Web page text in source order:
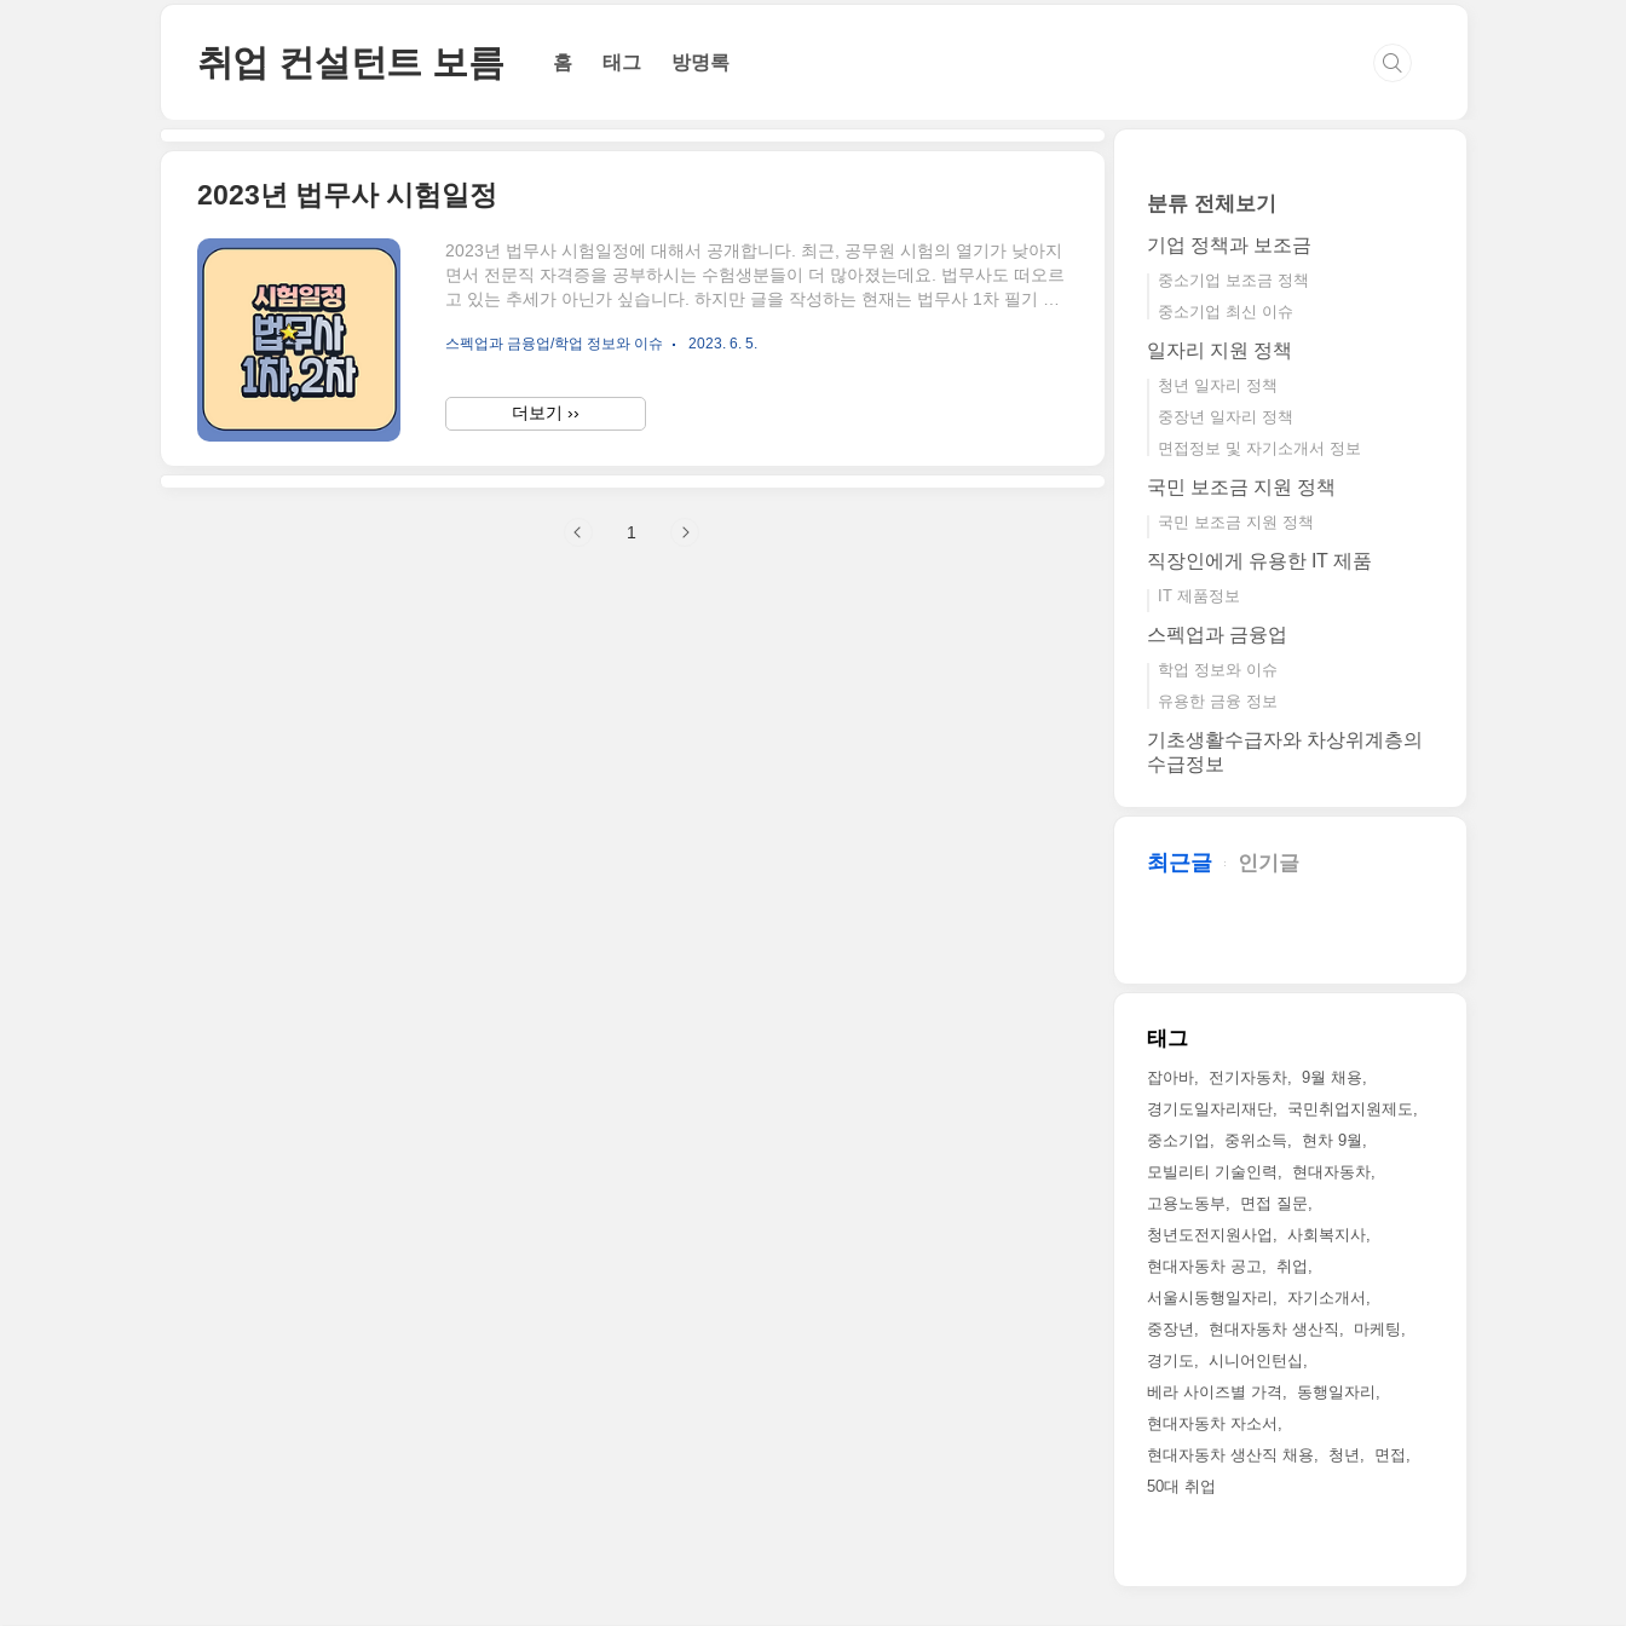
취업 컨설턴트 보름 홈 태그 방명록
2023년 법무사 시험일정
2023년 법무사 시험일정에 대해서 공개합니다. 최근, 공무원 시험의 열기가 낮아지
면서 전문직 자격증을 공부하시는 수험생분들이 더 많아졌는데요. 법무사도 떠오르
고 있는 추세가 아닌가 싶습니다. 하지만 글을 작성하는 현재는 법무사 1차 필기 접
수험 준비를 위해 시험일정을 다시 검색하시는 분들을 위해서 2023년 법무사 시험
접수기간은 2023년 5월 8일 월요일부터 2023년 5월 15일 월요일까지이며, 취소마
감일은 5월 19일 금요일입니다. 법무사의 경우 공고한 접수기간 외에는 추가접수를
스펙업과 금융업/학업 정보와 이슈 2023. 6. 5.
더보기 ››
1
분류 전체보기
기업 정책과 보조금
중소기업 보조금 정책
중소기업 최신 이슈
일자리 지원 정책
청년 일자리 정책
중장년 일자리 정책
면접정보 및 자기소개서 정보
국민 보조금 지원 정책
국민 보조금 지원 정책
직장인에게 유용한 IT 제품
IT 제품정보
스펙업과 금융업
학업 정보와 이슈
유용한 금융 정보
기초생활수급자와 차상위계층의
수급정보
최근글 인기글
태그
잡아바 전기자동차
9월 채용
경기도일자리재단
국민취업지원제도
중소기업
중위소득
현차 9월
모빌리티 기술인력
현대자동차
고용노동부
면접 질문
청년도전지원사업
사회복지사
현대자동차 공고
취업
서울시동행일자리
자기소개서
중장년
현대자동차 생산직
마케팅
경기도
시니어인턴십
베라 사이즈별 가격
동행일자리
현대자동차 자소서
현대자동차 생산직 채용
청년
면접
50대 취업